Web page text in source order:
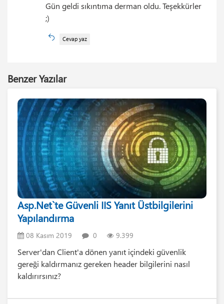
Gün geldi sıkıntıma derman oldu. Teşekkürler
;)
Cevap yaz
Benzer Yazılar
Asp.Net`te Güvenli IIS Yanıt Üstbilgilerini
Yapılandırma
08 Kasım 2019 0 9.399
Server'dan Client'a dönen yanıt içindeki güvenlik
gereği kaldırmanız gereken header bilgilerini nasıl
kaldırırsınız?